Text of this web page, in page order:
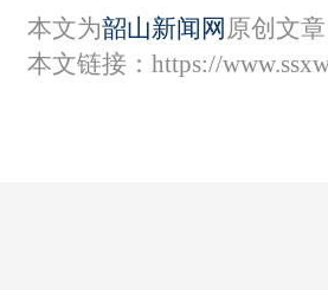
本文为韶山新闻网 原创文
本文链接： https://